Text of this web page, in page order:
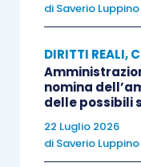
di Saverio Luppino
DIRITTI REALI,
nomina
delle possibili
22 Luglio 2026
di Saverio Luppino